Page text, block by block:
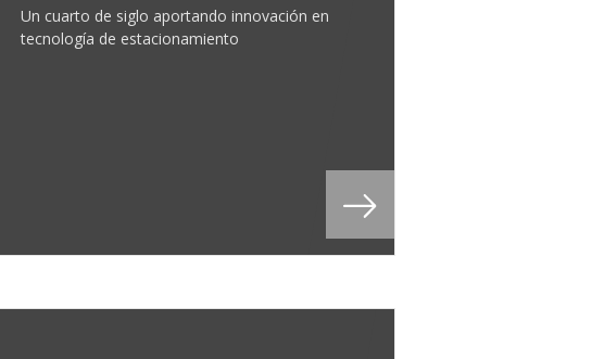
Un cuarto de siglo aportando innovación en
tecnología de estacionamiento